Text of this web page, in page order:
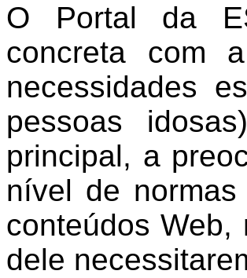
O Portal da
concreta com
necessidades
pessoas
principal, a
nível de
conteúdos
dele